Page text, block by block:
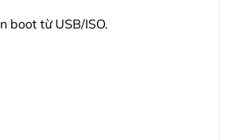
boot từ USB/ISO.